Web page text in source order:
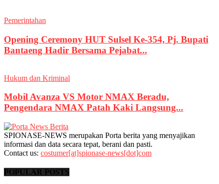
Pemerintahan
Opening Ceremony HUT Sulsel Ke-354, Pj. Bupati
Bantaeng Hadir Bersama Pejabat...
Hukum dan Kriminal
Mobil Avanza VS Motor NMAX Beradu,
Pengendara NMAX Patah Kaki Langsung...
SPIONASE-NEWS merupakan Porta berita yang menyajikan
informasi dan data secara tepat, berani dan pasti.
Contact us: costumer[at]spionase-news[dot]com
POPULAR POSTS